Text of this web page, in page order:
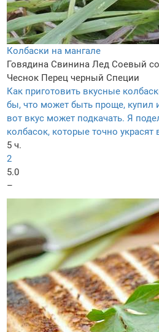
Колбаски на мангале
Говядина Свинина Лед Соевый
Чеснок Перец черный Специи
Как приготовить вкусные
бы, что может быть проще, купил
вот вкус может подкачать. Я
колбасок, которые точно
5 ч.
2
5.0
–